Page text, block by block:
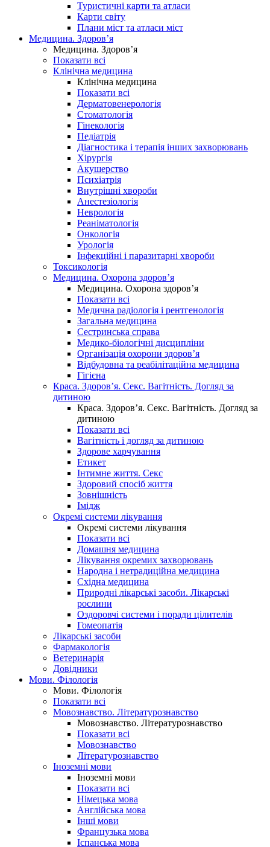
Туристичні карти та атласи
Карти світу
Плани міст та атласи міст
Медицина. Здоров’я
Медицина. Здоров’я
Показати всі
Клінічна медицина
Клінічна медицина
Показати всі
Дерматовенерологія
Стоматологія
Гінекологія
Педіатрія
Діагностика і терапія інших захворювань
Хірургія
Акушерство
Психіатрія
Внутрішні хвороби
Анестезіологія
Неврологія
Реаніматологія
Онкологія
Урологія
Інфекційні і паразитарні хвороби
Токсикологія
Медицина. Охорона здоров’я
Медицина. Охорона здоров’я
Показати всі
Медична радіологія і рентгенологія
Загальна медицина
Сестринська справа
Медико-біологічні дисципліни
Організація охорони здоров’я
Відбудовна та реабілітаційна медицина
Гігієна
Краса. Здоров’я. Секс. Вагітність. Догляд за
дитиною
Краса. Здоров’я. Секс. Вагітність. Догляд за
дитиною
Показати всі
Вагітність і догляд за дитиною
Здорове харчування
Етикет
Інтимне життя. Секс
Здоровий спосіб життя
Зовнішність
Імідж
Окремі системи лікування
Окремі системи лікування
Показати всі
Домашня медицина
Лікування окремих захворювань
Народна і нетрадиційна медицина
Східна медицина
Природні лікарські засоби. Лікарські
рослини
Оздоровчі системи і поради цілителів
Гомеопатія
Лікарські засоби
Фармакологія
Ветеринарія
Довідники
Мови. Філологія
Мови. Філологія
Показати всі
Мовознавство. Літературознавство
Мовознавство. Літературознавство
Показати всі
Мовознавство
Літературознавство
Іноземні мови
Іноземні мови
Показати всі
Німецька мова
Англійська мова
Інші мови
Французька мова
Іспанська мова